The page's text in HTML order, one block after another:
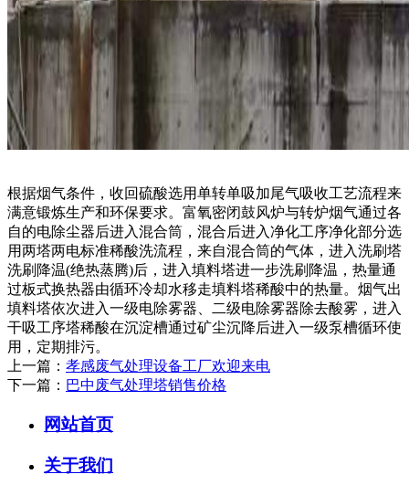
根据烟气条件，收回硫酸选用单转单吸加尾气吸收工艺流程来
满意锻炼生产和环保要求。富氧密闭鼓风炉与转炉烟气通过各
自的电除尘器后进入混合筒，混合后进入净化工序净化部分选
用两塔两电标准稀酸洗流程，来自混合筒的气体，进入洗刷塔
洗刷降温(绝热蒸腾)后，进入填料塔进一步洗刷降温，热量通
过板式换热器由循环冷却水移走填料塔稀酸中的热量。烟气出
填料塔依次进入一级电除雾器、二级电除雾器除去酸雾，进入
干吸工序塔稀酸在沉淀槽通过矿尘沉降后进入一级泵槽循环使
用，定期排污。
上一篇： 孝感废气处理设备工厂欢迎来电
下一篇： 巴中废气处理塔销售价格
网站首页
关于我们